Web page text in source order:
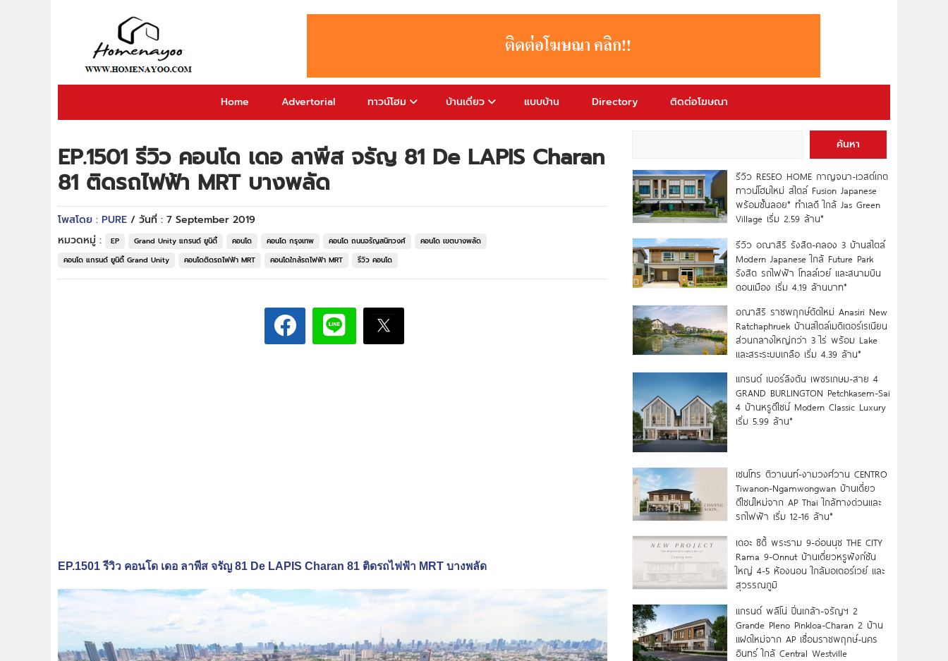
Home Advertorial ทาวน์โฮม บ้านเดี่ยว แบบบ้าน Directory ติดต่อโฆษณา
EP.1501 รีวิว คอนโด เดอ ลาพีส จรัญ 81 De LAPIS Charan
81 ติดรถไฟฟ้า MRT บางพลัด
โพสโดย : PURE / วันที่ : 7 September 2019
หมวดหมู่ :
EP Grand Unity แกรนด์ ยูนิตี้ คอนโด คอนโด กรุงเทพ คอนโด ถนนจรัญสนิทวงศ์
คอนโด เขตบางพลัด
คอนโด แกรนด์ ยูนิตี้ Grand Unity
คอนโดติดรถไฟฟ้า MRT คอนโดใกล้รถไฟฟ้า MRT รีวิว คอนโด
EP.1501 รีวิว คอนโด เดอ ลาพีส จรัญ 81 De LAPIS Charan 81 ติดรถไฟฟ้า MRT บางพลัด
ค้นหา
รีวิว RESEO HOME กาญจนา-เวสต์เกต
ทาวน์โฮมใหม่ สไตล์ Fusion Japanese
พร้อมชั้นลอย* ทำเลดี ใกล้ Jas Green
Village เริ่ม 2.59 ล้าน*
รีวิว อณาสิริ รังสิต-คลอง 3 บ้านสไตล์
Modern Japanese ใกล้ Future Park
รังสิต รถไฟฟ้า โทลล์เวย์ และสนามบิน
ดอนเมือง เริ่ม 4.19 ล้านบาท*
อณาสิริ ราชพฤกษ์ตัดใหม่ Anasiri New
Ratchaphruek บ้านสไตล์เมดิเตอร์เรเนียน
ส่วนกลางใหญ่กว่า 3 ไร่ พร้อม Lake
และสระระบบเกลือ เริ่ม 4.39 ล้าน*
แกรนด์ เบอร์ลิงตัน เพชรเกษม-สาย 4
GRAND BURLINGTON Petchkasem-Sai
4 บ้านหรูดีไซน์ Modern Classic Luxury
เริ่ม 5.99 ล้าน*
เซนโทร ติวานนท์-งามวงศ์วาน CENTRO
Tiwanon-Ngamwongwan บ้านเดี่ยว
ดีไซน์ใหม่จาก AP Thai ใกล้ทางด่วนและ
รถไฟฟ้า เริ่ม 12-16 ล้าน*
เดอะ ซิตี้ พระราม 9-อ่อนนุช THE CITY
Rama 9-Onnut บ้านเดี่ยวหรูฟังก์ชัน
ใหญ่ 4-5 ห้องนอน ใกล้มอเตอร์เวย์ และ
สุวรรณภูมิ
แกรนด์ พลีโน่ ปิ่นเกล้า-จรัญฯ 2
Grande Pleno Pinkloa-Charan 2 บ้าน
แฝดใหม่จาก AP เชื่อมราชพฤกษ์-นคร
อินทร์ ใกล้ Central Westville